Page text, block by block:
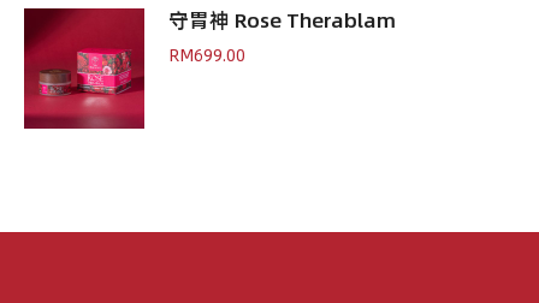
守胃神 Rose Therablam
RM699.00